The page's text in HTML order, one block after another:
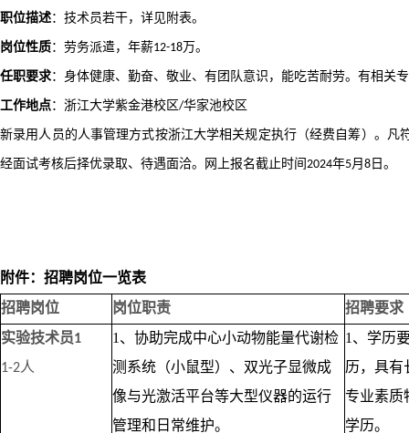
职位描述：技术员若干，详见附表。
岗位性质：劳务派遣，年薪12-18万。
任职要求：身体健康、勤奋、敬业、有团队意识，能吃苦耐劳。有相关
工作地点：浙江大学紫金港校区/华家池校区
新录用人员的人事管理方式按浙江大学相关规定执行（经费自筹）。
经面试考核后择优录取、待遇面洽。网上报名截止时间 2024年5月 8 日。
附件：招聘岗位一览表
招聘岗位
岗位职责
招聘要求
实验技术员1
1-2人
1、协助完成中心小动物能量代谢检
测系统（小鼠型）、双光子显微成
像与光激活平台等大型仪器的运行
管理和日常维护。
1、学历
历，具有
专业素质
学历。